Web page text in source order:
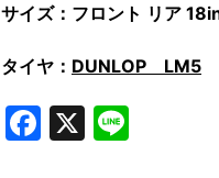
サイズ：フロント リア
タイヤ： DUNLOP LM5
Facebook
X